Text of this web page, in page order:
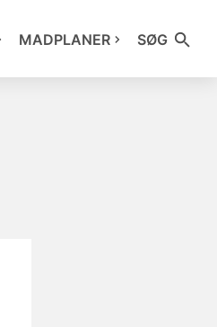
MADPLANER SØG